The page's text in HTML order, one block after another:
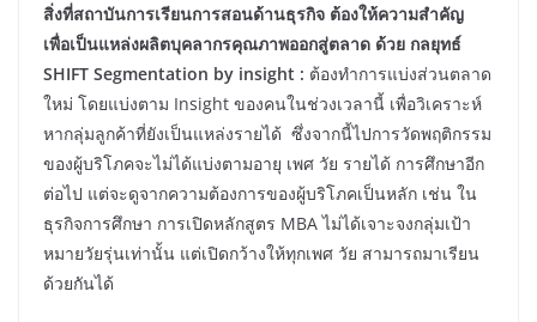
สิ่งที่สถาบันการเรียนการสอนด้านธุรกิจ ต้องให้ความสำคัญ
เพื่อเป็นแหล่งผลิตบุคลากรคุณภาพออกสู่ตลาด ด้วย กลยุทธ์
SHIFT Segmentation by insight : ต้องทำการแบ่งส่วนตลาด
ใหม่ โดยแบ่งตาม Insight ของคนในช่วงเวลานี้ เพื่อวิเคราะห์
หากลุ่มลูกค้าที่ยังเป็นแหล่งรายได้ ซึ่งจากนี้ไปการวัดพฤติกรรม
ของผู้บริโภคจะไม่ได้แบ่งตามอายุ เพศ วัย รายได้ การศึกษาอีก
ต่อไป แต่จะดูจากความต้องการของผู้บริโภคเป็นหลัก เช่น ใน
ธุรกิจการศึกษา การเปิดหลักสูตร MBA ไม่ได้เจาะจงกลุ่มเป้า
หมายวัยรุ่นเท่านั้น แต่เปิดกว้างให้ทุกเพศ วัย สามารถมาเรียน
ด้วยกันได้